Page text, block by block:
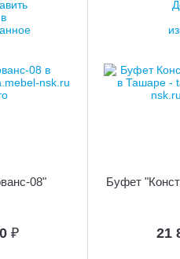
08"
₽
Буфет
21